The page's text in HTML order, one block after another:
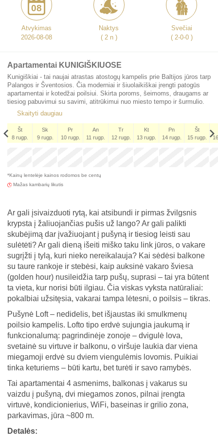
08
Atvykimas
2026-08-08
Naktys
( 2 n )
Svečiai
( 2-0-0 )
Apartamentai KUNIGIŠKIUOSE
Kunigiškiai - tai naujai atrastas atostogų kampelis prie Baltijos jūros tarp
Palangos ir Šventosios. Čia moderniai ir šiuolaikiškai įrengti patogūs
apartamentai ir kotedžai poilsiui. Skirta poroms, šeimoms, draugams ar
tiesiog pabuvimui su savimi, atitrūkimui nuo miesto tempo ir šurmulio.
Skaityti daugiau
Št
8 rugp.
Sk
9 rugp.
Pr
10 rugp.
An
11 rugp.
Tr
12 rugp.
Kt
13 rugp.
Pn
14 rugp.
Št
15 rugp.
105€
*Kainų lentelėje kainos rodomos be centų
Mažas kambarių likutis
Ar gali įsivaizduoti rytą, kai atsibundi ir pirmas žvilgsnis
krypsta į žaliuojančias pušis už lango? Ar gali palikti
skubėjimą dar įvažiuojant į pušyną ir tiesiog leisti sau
sulėtėti? Ar gali dieną išeiti miško taku link jūros, o vakare
sugrįžti į tylą, kuri nieko nereikalauja? Kai sėdėsi balkone
su taure rankoje ir stebėsi, kaip auksinė vakaro šviesa
(golden hour) nusileidžia tarp pušų, suprasi – tai yra būtent
ta vieta, kur norisi būti ilgiau. Čia viskas vyksta natūraliai:
pokalbiai užsitęsia, vakarai tampa lėtesni, o poilsis – tikras.
Pušynė Loft – nedidelis, bet išjaustas iki smulkmenų
poilsio kampelis. Lofto tipo erdvė sujungia jaukumą ir
funkcionalumą: pagrindinėje zonoje – dvigulė lova,
svetainė su virtuve ir balkonu, o viršuje laukia dar viena
miegamoji erdvė su dviem viengulėmis lovomis. Puikiai
tinka keturiems – būti kartu, bet turėti ir savo ramybės.
Tai apartamentai 4 asmenims, balkonas į vakarus su
vaizdu į pušyną, dvi miegamos zonos, pilnai įrengta
virtuvė, kondicionierius, WiFi, baseinas ir grilio zona,
parkavimas, jūra ~800 m.
Detalės: